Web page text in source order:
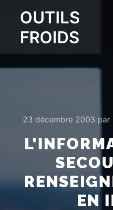
OUTILS
FROIDS
23 décembre 2003 par
EN